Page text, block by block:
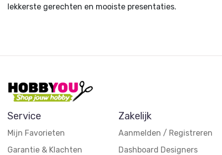
lekkerste gerechten en mooiste presentaties.
Service
Mijn Favorieten
Garantie & Klachten
Zakelijk
Aanmelden / Registreren
Dashboard Designers